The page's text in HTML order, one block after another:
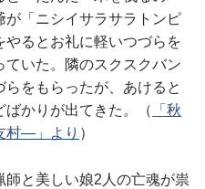
が「ニシイサラサラトンピ
やるとお礼に軽いつづらを
ていた。隣のスクスクバン
をもらったが、あけると
ばかりが出てきた。（
「秋
村―」より ）
師と美しい娘2人の亡魂が祟